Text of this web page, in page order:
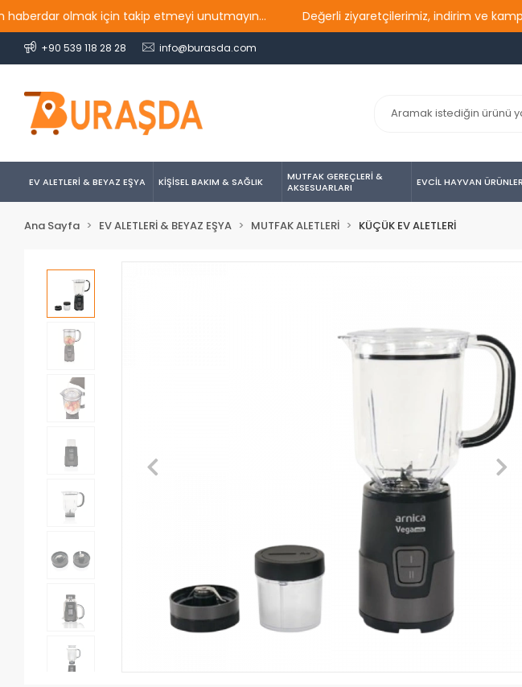
olmak için takip etmeyi unutmayın... Değerli ziyaretçilerimiz, indirim ve
+90 539 118 28 28 info@burasda.com
EV ALETLERİ & BEYAZ EŞYA KİŞİSEL BAKIM & SAĞLIK
MUTFAK GEREÇLERİ &
AKSESUARLARI
EVCİL HAYVAN
Ana Sayfa EV ALETLERİ & BEYAZ EŞYA MUTFAK ALETLERİ KÜÇÜK EV ALETLERİ